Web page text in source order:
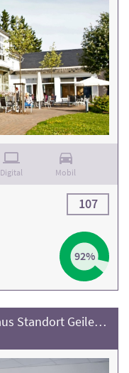
Digital Mobil
92%
107
Ambulante Reha am Krankenhaus Standort Geilenkirchen